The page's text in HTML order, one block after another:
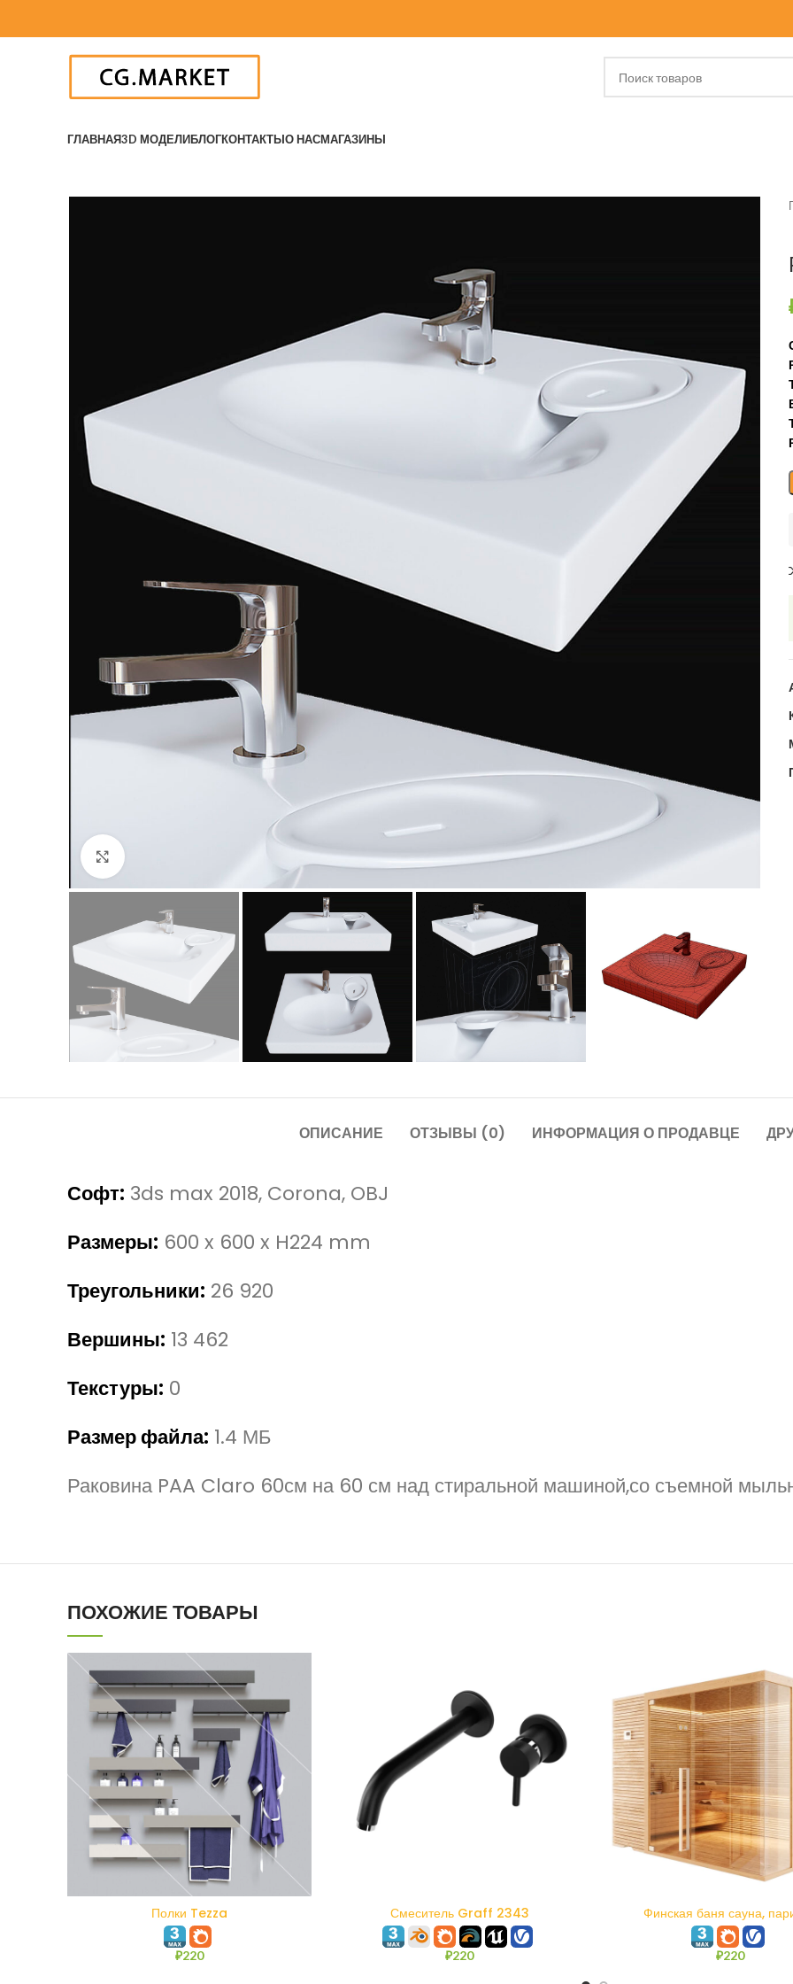
ГЛАВНАЯ3D МОДЕЛИБЛОГКОНТАКТЫО НАСМАГАЗИНЫ
ОПИСАНИЕ ОТЗЫВЫ (0) ИНФОРМАЦИЯ О ПРОДАВЦЕ
Софт: 3ds max 2018, Corona, OBJ
Размеры: 600 x 600 x H224 mm
Треугольники: 26 920
Вершины: 13 462
Текстуры: 0
Размер файла: 1.4 МБ
Раковина PAA Claro 60см на 60 см над стиральной машиной,со съемной
ПОХОЖИЕ ТОВАРЫ
В КОРЗИНУ
Полки Tezza
₽220
В КОРЗИНУ
Смеситель Graff 2343
₽220
В КОРЗИНУ
Финская баня сауна,
₽220